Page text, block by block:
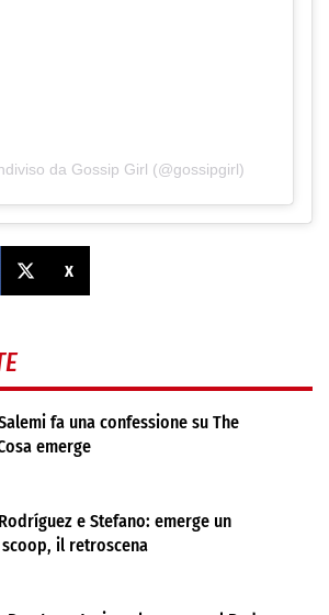
da Gossip Girl (@gossipgirl)
X
fa una confessione su The
emerge
e Stefano: emerge un
il retroscena